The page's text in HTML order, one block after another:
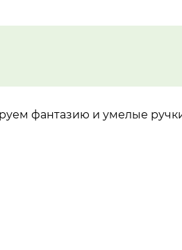
фантазию и умелые